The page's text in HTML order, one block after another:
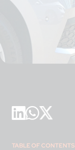
TABLE OF CONTENTS